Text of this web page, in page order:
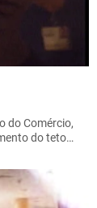
do Comércio,
do teto…